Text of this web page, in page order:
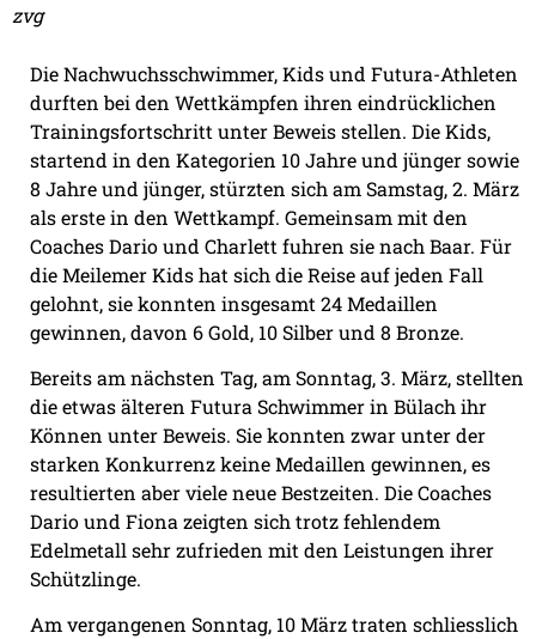
zvg
Die Nachwuchsschwimmer, Kids und Futura-Athleten
durften bei den Wettkämpfen ihren eindrücklichen
Trainingsfortschritt unter Beweis stellen. Die Kids,
startend in den Kategorien 10 Jahre und jünger sowie
8 Jahre und jünger, stürzten sich am Samstag, 2. März
als erste in den Wettkampf. Gemeinsam mit den
Coaches Dario und Charlett fuhren sie nach Baar. Für
die Meilemer Kids hat sich die Reise auf jeden Fall
gelohnt, sie konnten insgesamt 24 Medaillen
gewinnen, davon 6 Gold, 10 Silber und 8 Bronze.
Bereits am nächsten Tag, am Sonntag, 3. März, stellten
die etwas älteren Futura Schwimmer in Bülach ihr
Können unter Beweis. Sie konnten zwar unter der
starken Konkurrenz keine Medaillen gewinnen, es
resultierten aber viele neue Bestzeiten. Die Coaches
Dario und Fiona zeigten sich trotz fehlendem
Edelmetall sehr zufrieden mit den Leistungen ihrer
Schützlinge.
Am vergangenen Sonntag, 10 März traten schliesslich